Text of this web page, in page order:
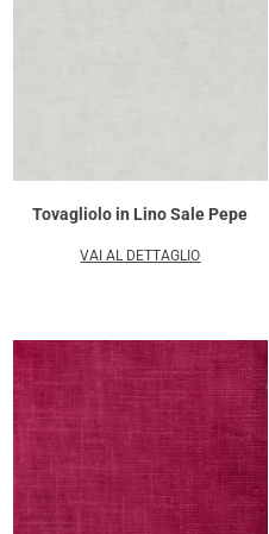
Tovagliolo in Lino Sale Pepe
VAI AL DETTAGLIO